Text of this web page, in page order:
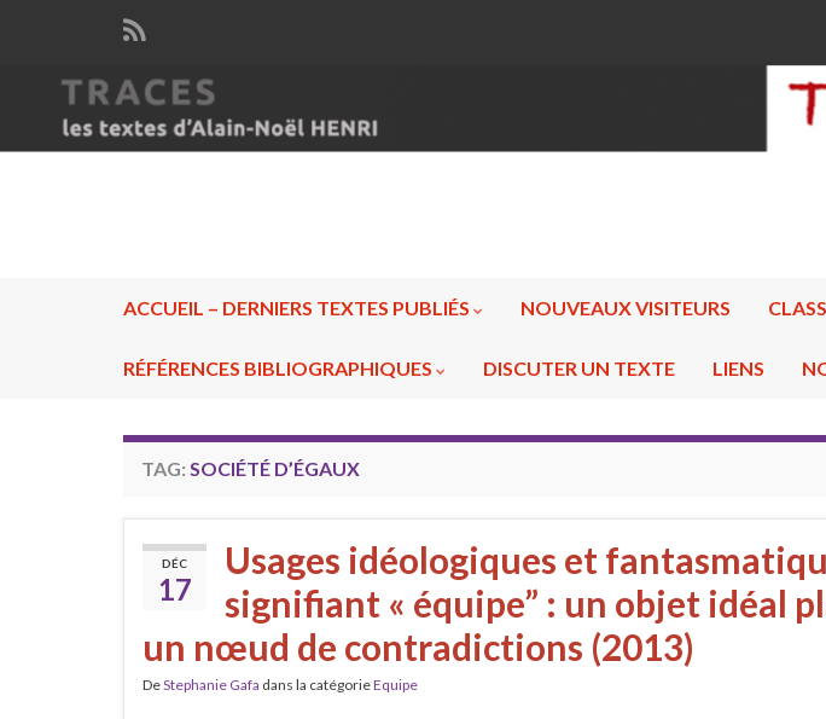
ACCUEIL – DERNIERS TEXTES PUBLIÉS NOUVEAUX VISITEURS
RÉFÉRENCES BIBLIOGRAPHIQUES DISCUTER UN TEXTE LIENS
TAG: SOCIÉTÉ D’ÉGAUX
DÉC
17
Usages idéologiques et
signifiant « équipe” : un objet idéal
un nœud de contradictions (2013)
DeStephanie Gafa dans la catégorieEquipe